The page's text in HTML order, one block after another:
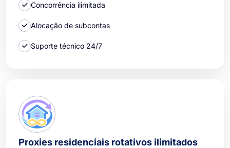
Concorrência ilimitada
Alocação de subcontas
Suporte técnico 24/7
Proxies residenciais rotativos ilimitados